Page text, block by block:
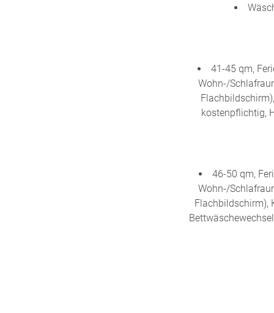
41-45 qm,
Wohn-/
kostenpflichtig,
46-50 qm,
Wohn-/
Flachbildschirm),